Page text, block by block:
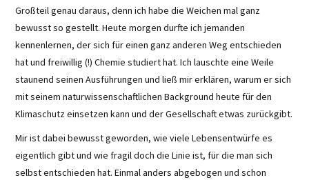
Großteil genau daraus, denn ich habe die Weichen mal ganz
bewusst so gestellt. Heute morgen durfte ich jemanden
kennenlernen, der sich für einen ganz anderen Weg entschieden
hat und freiwillig (!) Chemie studiert hat. Ich lauschte eine Weile
staunend seinen Ausführungen und ließ mir erklären, warum er sich
mit seinem naturwissenschaftlichen Background heute für den
Klimaschutz einsetzen kann und der Gesellschaft etwas zurückgibt.
Mir ist dabei bewusst geworden, wie viele Lebensentwürfe es
eigentlich gibt und wie fragil doch die Linie ist, für die man sich
selbst entschieden hat. Einmal anders abgebogen und schon